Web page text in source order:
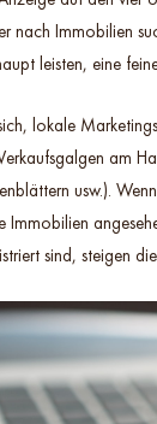
nach Immobilien
leisten, eine
lokale
am
usw.).
Immobilien
sind, steigen